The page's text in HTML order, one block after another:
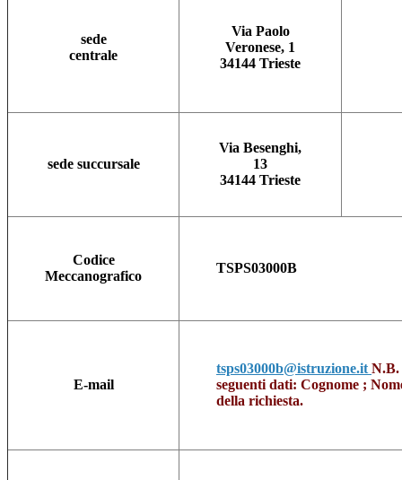
sede
centrale
Via Paolo
Veronese, 1
34144 Trieste
sede succursale
Via Besenghi,
13
34144 Trieste
Codice
Meccanografico
TSPS03000B
E-mail
tsps03000b@istruzione.it N.B.
seguenti dati: Cognome ;
della richiesta.